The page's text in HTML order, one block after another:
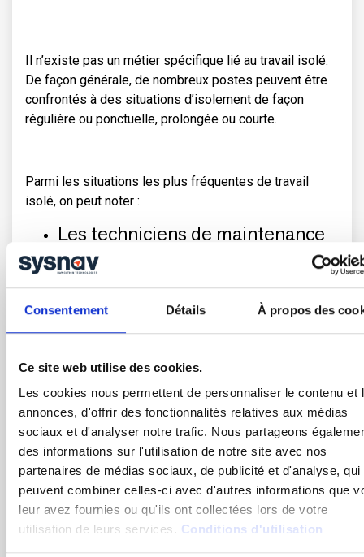
Consentement Détails À propos des
Ce site web utilise des cookies.
Les cookies nous permettent de personnaliser le contenu et
annonces, d'offrir des fonctionnalités relatives aux médias
sociaux et d'analyser notre trafic. Nous partageons
des informations sur l'utilisation de notre site avec nos
partenaires de médias sociaux, de publicité et d'analyse, qui
peuvent combiner celles-ci avec d'autres informations que
leur avez fournies ou qu'ils ont collectées lors de votre
utilisation de leurs services. Conditions d'utilisation
Il n’existe pas un métier spécifique lié au travail isolé.
De façon générale, de nombreux postes peuvent être
confrontés à des situations d’isolement de façon
régulière ou ponctuelle, prolongée ou courte.
Parmi les situations les plus fréquentes de travail
isolé, on peut noter :
Les techniciens de maintenance
Les travailleurs dans le BTP
Les conducteurs de train
Les surveillants de nuit
Etc.
Quels sont les secteurs dans lesquels on
retrouve le plus de travailleurs isolés ?